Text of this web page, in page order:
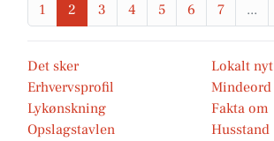
1 2 3 4 5 6 7 ...
Det sker
Lokalt nyt
Erhvervsprofil
Mindeord
Lykønskning
Fakta om
Opslagstavlen
Husstand